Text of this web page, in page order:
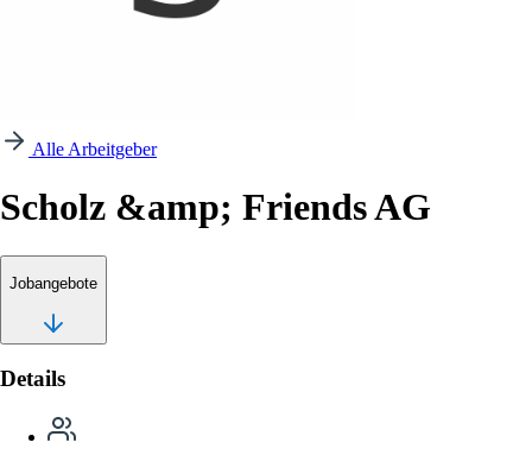
Alle Arbeitgeber
Scholz &amp; Friends AG
Jobangebote
Details